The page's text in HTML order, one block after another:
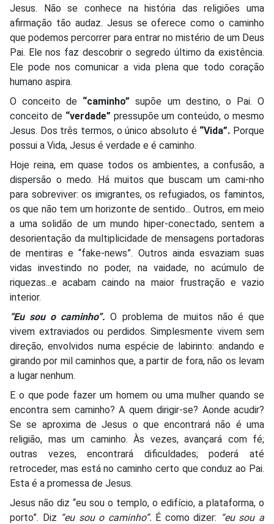
Jesus. Não se conhece na história das religiões uma
afirmação tão audaz. Jesus se oferece como o caminho
que podemos percorrer para entrar no mistério de um Deus
Pai. Ele nos faz descobrir o segredo último da existência.
Ele pode nos comunicar a vida plena que todo coração
humano aspira.
O conceito de “caminho” supõe um destino, o Pai. O
conceito de “verdade” pressupõe um conteúdo, o mesmo
Jesus. Dos três termos, o único absoluto é “Vida”. Porque
possui a Vida, Jesus é verdade e é caminho.
Hoje reina, em quase todos os ambientes, a confusão, a
dispersão o medo. Há muitos que buscam um cami-nho
para sobreviver: os imigrantes, os refugiados, os famintos,
os que não tem um horizonte de sentido... Outros, em meio
a uma solidão de um mundo hiper-conectado, sentem a
desorientação da multiplicidade de mensagens portadoras
de mentiras e “fake-news”. Outros ainda esvaziam suas
vidas investindo no poder, na vaidade, no acúmulo de
riquezas...e acabam caindo na maior frustração e vazio
interior.
“Eu sou o caminho”.O problema de muitos não é que
vivem extraviados ou perdidos. Simplesmente vivem sem
direção, envolvidos numa espécie de labirinto: andando e
girando por mil caminhos que, a partir de fora, não os levam
a lugar nenhum.
E o que pode fazer um homem ou uma mulher quando se
encontra sem caminho? A quem dirigir-se? Aonde acudir?
Se se aproxima de Jesus o que encontrará não é uma
religião, mas um caminho. Às vezes, avançará com fé;
outras vezes, encontrará dificuldades; poderá até
retroceder, mas está no caminho certo que conduz ao Pai.
Esta é a promessa de Jesus.
Jesus não diz “eu sou o templo, o edifício, a plataforma, o
porto”. Diz “eu sou o caminho”. É como dizer: “eu sou a